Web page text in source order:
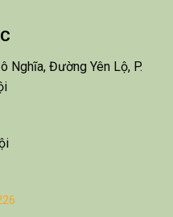
Nghĩa, Đường Yên Lộ, P.